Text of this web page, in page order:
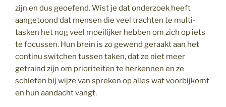
zijn en dus geoefend. Wist je dat onderzoek heeft
aangetoond dat mensen die veel trachten te multi-
tasken het nog veel moeilijker hebben om zich op iets
te focussen. Hun brein is zo gewend geraakt aan het
continu switchen tussen taken, dat ze niet meer
getraind zijn om prioriteiten te herkennen en ze
schieten bij wijze van spreken op alles wat voorbijkomt
en hun aandacht vangt.